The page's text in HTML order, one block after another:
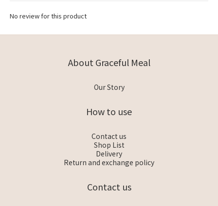
No review for this product
About Graceful Meal
Our Story
How to use
Contact us
Shop List
Delivery
Return and exchange policy
Contact us